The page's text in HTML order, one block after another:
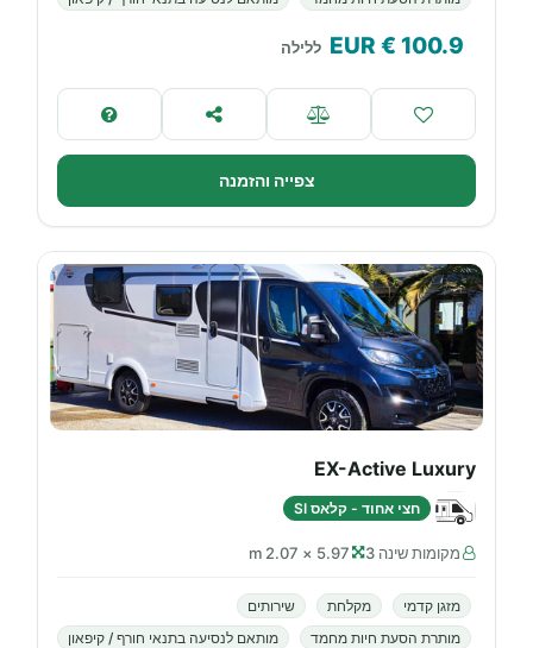
100.9
€ EUR ללילה
צפייה והזמנה
EX-Active Luxury
חצי אחוד - קלאס SI
מקומות שינה 3 5.97 × 2.07 m
מזגן קדמי מקלחת
שירותים
מותרת הסעת חיות מחמד
מותאם לנסיעה בתנאי חורף / קיפאון